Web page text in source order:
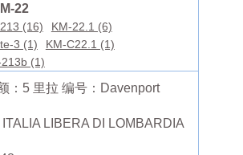
22
(16)
KM-22.1 (6)
3 (1)
KM-C22.1 (1)
(1)
：5 里拉 编号：Davenport
LIBERA DI LOMBARDIA